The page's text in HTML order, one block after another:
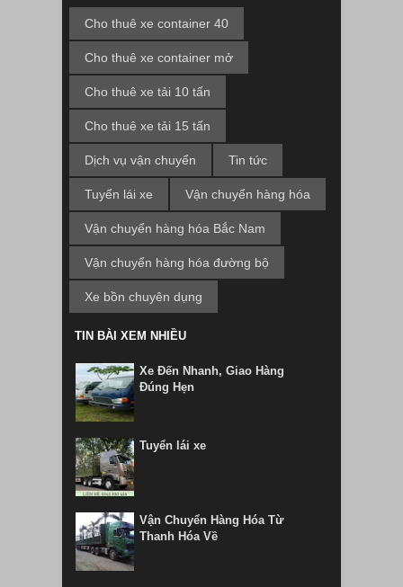
Cho thuê xe container 40
Cho thuê xe container mở
Cho thuê xe tải 10 tấn
Cho thuê xe tải 15 tấn
Dịch vụ vận chuyển Tin tức
Tuyển lái xe Vận chuyển hàng hóa
Vận chuyển hàng hóa Bắc Nam
Vận chuyển hàng hóa đường bộ
Xe bồn chuyên dụng
TIN BÀI XEM NHIỀU
Xe Đến Nhanh, Giao Hàng
Đúng Hẹn
Tuyển lái xe
Vận Chuyển Hàng Hóa Từ
Thanh Hóa Về